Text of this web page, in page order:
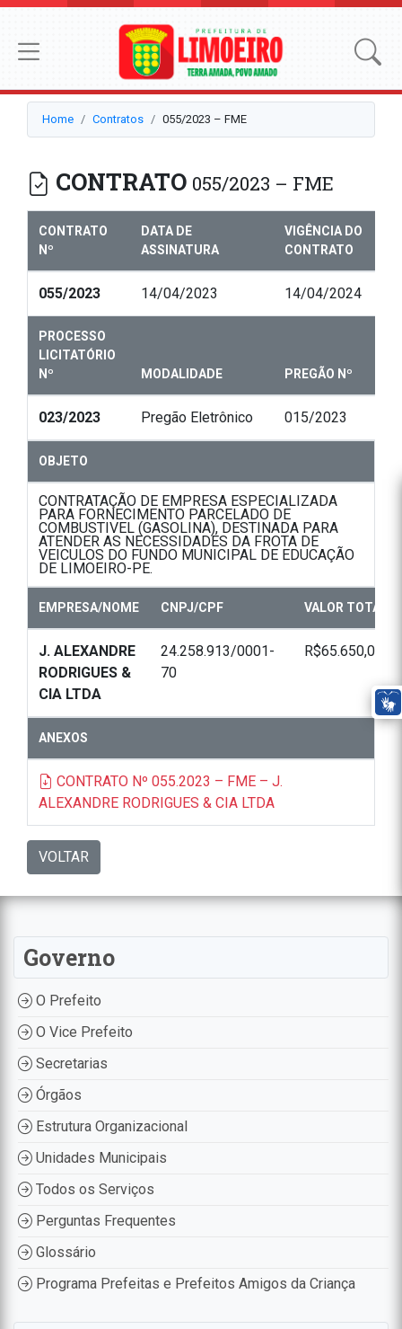
Home Contratos 055/2023 – FME
CONTRATO 055/2023 – FME
CONTRATO
Nº
DATA DE
ASSINATURA
VIGÊNCIA DO
CONTRATO
055/2023 14/04/2023 14/04/2024
PROCESSO
LICITATÓRIO
Nº
MODALIDADE PREGÃO Nº
023/2023 Pregão Eletrônico 015/2023
OBJETO
CONTRATAÇÃO DE EMPRESA ESPECIALIZADA
PARA FORNECIMENTO PARCELADO DE
COMBUSTIVEL (GASOLINA), DESTINADA PARA
ATENDER AS NECESSIDADES DA FROTA DE
VEICULOS DO FUNDO MUNICIPAL DE EDUCAÇÃO
DE LIMOEIRO-PE.
EMPRESA/NOME CNPJ/CPF VALOR TOTAL
J. ALEXANDRE
RODRIGUES &
CIA LTDA
24.258.913/0001-
70
R$65.650,00
ANEXOS
CONTRATO Nº 055.2023 – FME – J.
ALEXANDRE RODRIGUES & CIA LTDA
VOLTAR
Governo
O Prefeito
O Vice Prefeito
Secretarias
Órgãos
Estrutura Organizacional
Unidades Municipais
Todos os Serviços
Perguntas Frequentes
Glossário
Programa Prefeitas e Prefeitos Amigos da Criança